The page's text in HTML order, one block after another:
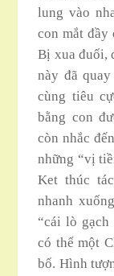
lung vào
con mắt
Bị xua đuối,
này đã
cùng tiêu
bằng con
còn nhắc
những “vị
Ket thúc
nhanh
“cái lò
có thể một
bố. Hình